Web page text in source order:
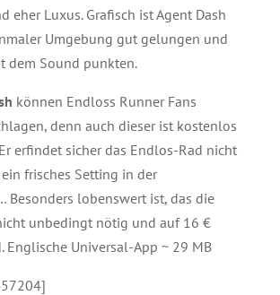
eher Luxus. Grafisch ist Agent Dash
Umgebung gut gelungen und
dem Sound punkten.
können Endloss Runner Fans
denn auch dieser ist kostenlos
erfindet sicher das Endlos-Rad nicht
frisches Setting in der
Besonders lobenswert ist, das die
unbedingt nötig und auf 16 €
Englische Universal-App ~ 29 MB